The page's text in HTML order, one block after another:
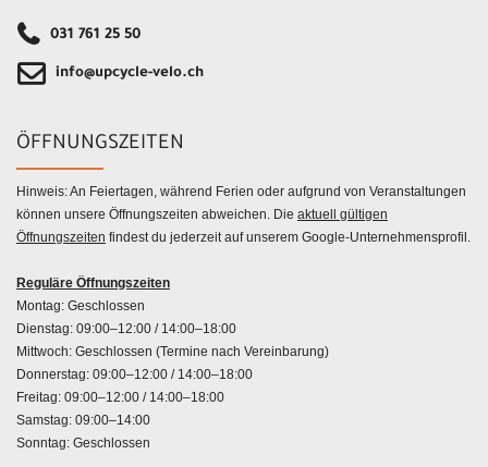
031 761 25 50
info@upcycle-velo.ch
ÖFFNUNGSZEITEN
Hinweis: An Feiertagen, während Ferien oder aufgrund von Veranstaltungen
können unsere Öffnungszeiten abweichen. Die aktuell gültigen
Öffnungszeiten findest du jederzeit auf unserem Google-Unternehmensprofil.
Reguläre Öffnungszeiten
Montag: Geschlossen
Dienstag: 09:00–12:00 / 14:00–18:00
Mittwoch: Geschlossen (Termine nach Vereinbarung)
Donnerstag: 09:00–12:00 / 14:00–18:00
Freitag: 09:00–12:00 / 14:00–18:00
Samstag: 09:00–14:00
Sonntag: Geschlossen